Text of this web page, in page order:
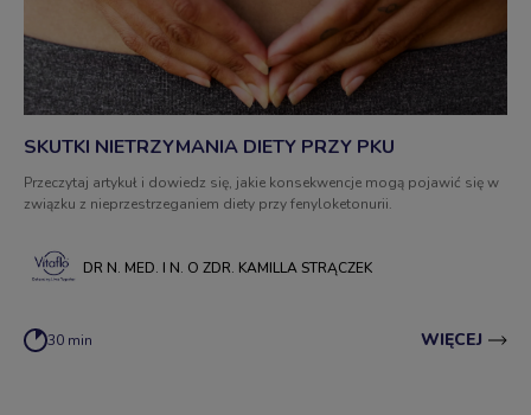
SKUTKI NIETRZYMANIA DIETY PRZY PKU
Przeczytaj artykuł i dowiedz się, jakie konsekwencje mogą pojawić się w
związku z nieprzestrzeganiem diety przy fenyloketonurii.
DR N. MED. I N. O ZDR. KAMILLA STRĄCZEK
30 min WIĘCEJ